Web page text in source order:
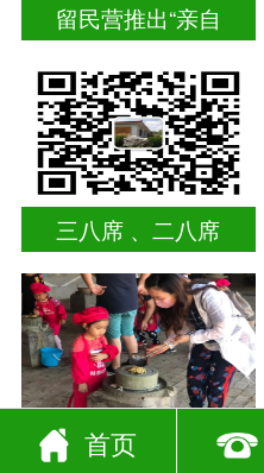
留民营推出“亲自
三八席 、二八席
亲子活动
首页